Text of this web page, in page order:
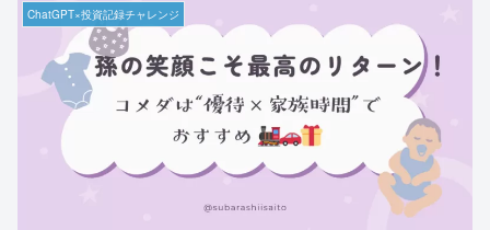
ChatGPT×投資記録チャレンジ